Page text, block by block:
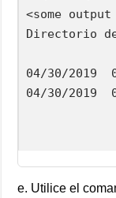
<some
Directorio
04/30/
04/30/2019
e. Utilice el